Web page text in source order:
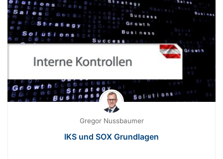
Gregor Nussbaumer
IKS und SOX Grundlagen